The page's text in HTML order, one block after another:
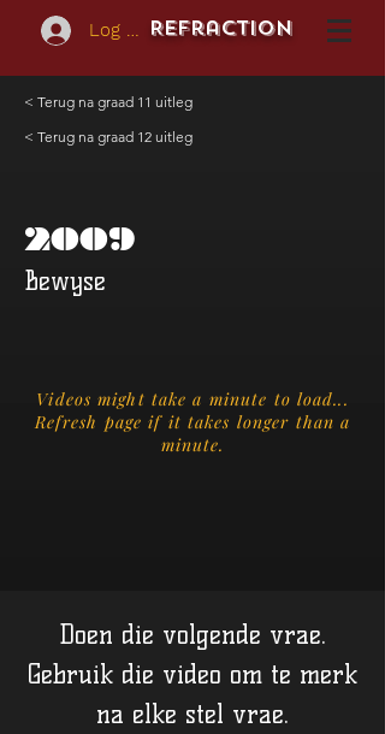
Log In REFraction
< Terug na graad 11 uitleg
< Terug na graad 12 uitleg
2009
Bewyse
Videos might take a minute to load...
Refresh page if it takes longer than a
minute.
Doen die volgende vrae.
Gebruik die video om te merk
na elke stel vrae.